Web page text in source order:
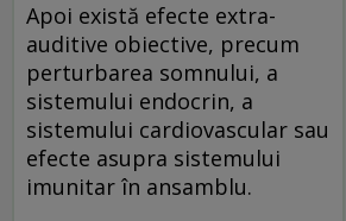
Apoi există efecte extra-
auditive obiective, precum
perturbarea somnului, a
sistemului endocrin, a
sistemului cardiovascular sau
efecte asupra sistemului
imunitar în ansamblu.